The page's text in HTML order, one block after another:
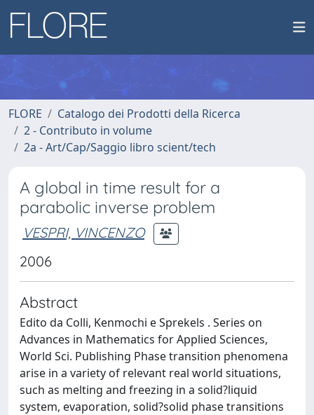
FLORE
Catalogo dei Prodotti della Ricerca
2 - Contributo in volume
2a - Art/Cap/Saggio libro scient/tech
A global in time result for a
parabolic inverse problem
VESPRI, VINCENZO
2006
Abstract
Edito da Colli, Kenmochi e Sprekels . Series on
Advances in Mathematics for Applied Sciences,
World Sci. Publishing Phase transition phenomena
arise in a variety of relevant real world situations,
such as melting and freezing in a solid?liquid
system, evaporation, solid?solid phase transitions